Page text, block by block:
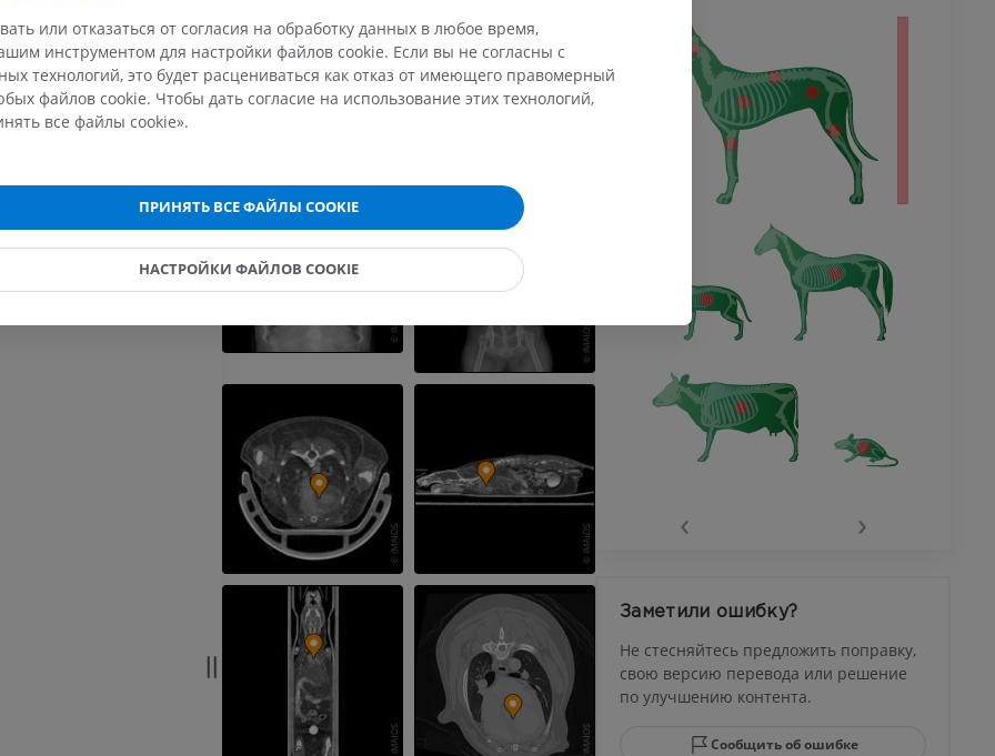
Лошадь - Остеология
Иллюстрации
ПРЕМИУМ
БЕСПЛАТНО
ПРЕМИУМ
Мышь - Всё тело
KT
БЕСПЛАТНО
‹ ›
Заметили ошибку?
Не стесняйтесь предложить поправку,
свою версию перевода или решение
по улучшению контента.
Сообщить об ошибке
или отказаться от согласия на обработку данных в любое время,
инструментом для настройки файлов cookie. Если вы не согласны с
технологий, это будет расцениваться как отказ от имеющего правомерный
файлов cookie. Чтобы дать согласие на использование этих технологий,
все файлы cookie».
ПРИНЯТЬ ВСЕ ФАЙЛЫ COOKIE
НАСТРОЙКИ ФАЙЛОВ COOKIE